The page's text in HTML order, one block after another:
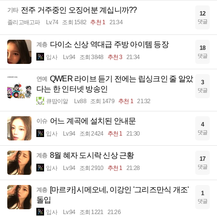
기타 전주 거주중인 오징어분 계십니까??
졸리고배고파 Lv.74 조회 1582 추천 1 21:34
12
댓글
계층 다이소 신상 역대급 주방 아이템 등장
입사 Lv.94 조회 3848 추천 3 21:34
18
댓글
연예 QWER 라이브 듣기 전에는 립싱크인 줄 알았
다는 한 인터넷 방송인
큐땁이알 Lv.88 조회 1479 추천 1 21:32
3
댓글
이슈 어느 계곡에 설치된 안내문
입사 Lv.94 조회 2424 추천 1 21:30
4
댓글
계층 8월 혜자 도시락 신상 근황
입사 Lv.94 조회 2910 추천 1 21:28
17
댓글
계층 [마르카] 시메오네, 이강인 '그리즈만식 개조'
돌입
입사 Lv.94 조회 1221 21:26
1
댓글